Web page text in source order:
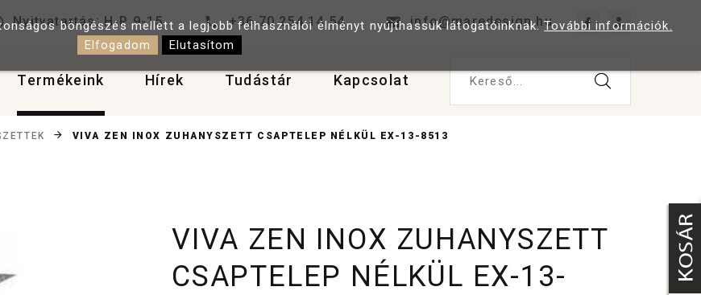
Nyitvatartás: H-P 9-15 +36 70 254 14 54 info@maredesign.hu
Termékeink Hírek Tudástár Kapcsolat Kereső...
VIVA ZEN INOX ZUHANYSZETT CSAPTELEP NÉLKÜL EX-13-8513
VIVA ZEN INOX ZUHANYSZETT
CSAPTELEP NÉLKÜL EX-13-
böngészés mellett a legjobb felhasználói élményt nyújthassuk látogatóinknak.További információk.
Elfogadom
Elutasítom